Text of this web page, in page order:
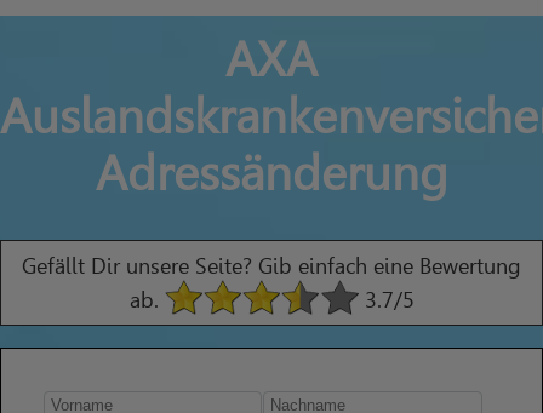
AXA
Adressänderung
Gefällt Dir unsere Seite? Gib einfach eine Bewertung
ab.
3.7/5